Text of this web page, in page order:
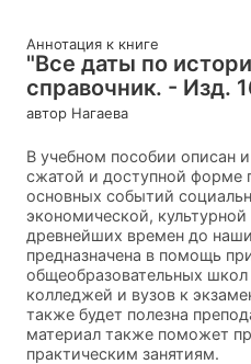
Аннотация к книге
"Все даты по
справочник. - Изд.
автор Нагаева
В учебном пособии описан
сжатой и доступной форме
основных событий
экономической,
древнейших времен до
предназначена в помощь
общеобразовательных
колледжей и вузов к
также будет полезна
материал также поможет
практическим занятиям.